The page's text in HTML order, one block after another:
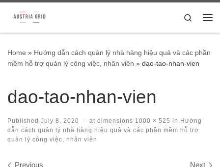
Skip to content
Search
Home » Hướng dẫn cách quản lý nhà hàng hiệu quả và các phần
mềm hỗ trợ quản lý công việc, nhân viên » dao-tao-nhan-vien
dao-tao-nhan-vien
Published July 8, 2020 - at dimensions 1000 × 525 in Hướng
dẫn cách quản lý nhà hàng hiệu quả và các phần mềm hỗ trợ
quản lý công việc, nhân viên
Previous Next